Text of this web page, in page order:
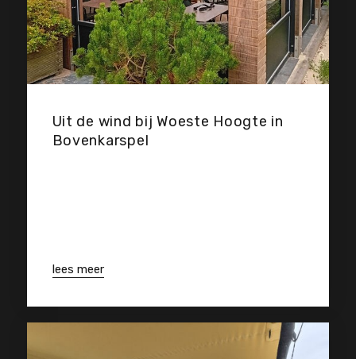
Uit de wind bij Woeste Hoogte in
Bovenkarspel
lees meer